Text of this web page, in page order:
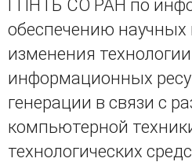
ГПНТБ СО РАН по
обеспечению научных
изменения
информационных
генерации в связи с
компьютерной
технологических